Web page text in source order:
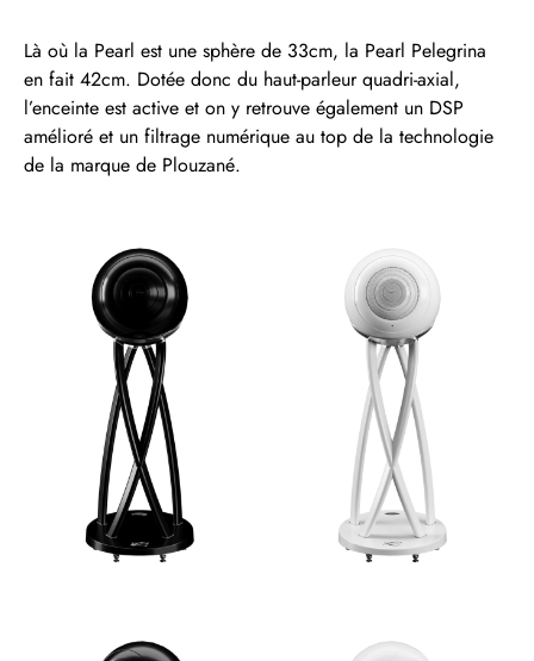
Là où la Pearl est une sphère de 33cm, la Pearl Pelegrina
en fait 42cm. Dotée donc du haut-parleur quadri-axial,
l’enceinte est active et on y retrouve également un DSP
amélioré et un filtrage numérique au top de la technologie
de la marque de Plouzané.